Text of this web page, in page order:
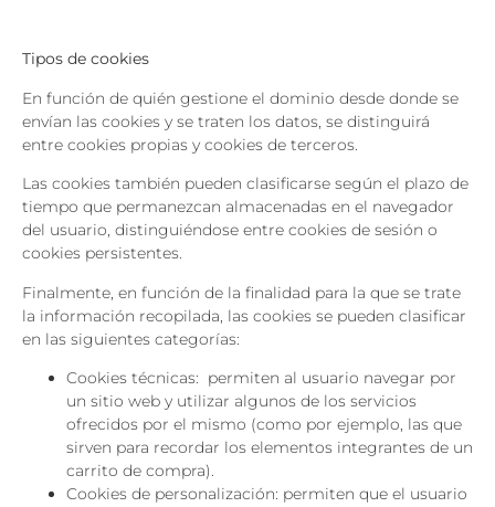
Tipos de cookies
En función de quién gestione el dominio desde donde se
envían las cookies y se traten los datos, se distinguirá
entre cookies propias y cookies de terceros.
Las cookies también pueden clasificarse según el plazo de
tiempo que permanezcan almacenadas en el navegador
del usuario, distinguiéndose entre cookies de sesión o
cookies persistentes.
Finalmente, en función de la finalidad para la que se trate
la información recopilada, las cookies se pueden clasificar
en las siguientes categorías:
Cookies técnicas: permiten al usuario navegar por
un sitio web y utilizar algunos de los servicios
ofrecidos por el mismo (como por ejemplo, las que
sirven para recordar los elementos integrantes de un
carrito de compra).
Cookies de personalización: permiten que el usuario